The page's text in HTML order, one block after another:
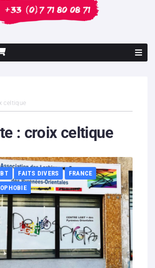
celtique
: croix celtique
FAITS DIVERS
FRANCE